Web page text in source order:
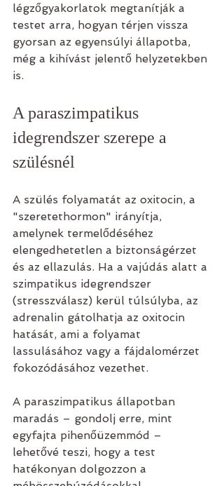
légzőgyakorlatok megtanítják a
testet arra, hogyan térjen vissza
gyorsan az egyensúlyi állapotba,
még a kihívást jelentő helyzetekben
is.
A paraszimpatikus
idegrendszer szerepe a
szülésnél
A szülés folyamatát az oxitocin, a
"szeretethormon" irányítja,
amelynek termelődéséhez
elengedhetetlen a biztonságérzet
és az ellazulás. Ha a vajúdás alatt a
szimpatikus idegrendszer
(stresszválasz) kerül túlsúlyba, az
adrenalin gátolhatja az oxitocin
hatását, ami a folyamat
lassulásához vagy a fájdalomérzet
fokozódásához vezethet.
A paraszimpatikus állapotban
maradás – gondolj erre, mint
egyfajta pihenőüzemmód –
lehetővé teszi, hogy a test
hatékonyan dolgozzon a